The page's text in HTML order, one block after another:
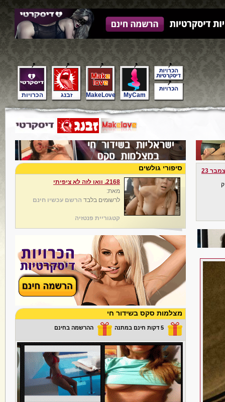
הכרויות זבנג MakeLove MyCam
23
סיפורי גולשים
2168. וואו לזה לא ציפיתי
מאת:
לרשומים בלבד הרשם עכשיו חינם
קטגוריית פנטזיה
מצלמות סקס בשידור חי
5 דקות חינם במתנה ההרשמה בחינם